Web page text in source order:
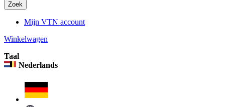
Zoek
Mijn VTN account
Winkelwagen
Taal
Nederlands